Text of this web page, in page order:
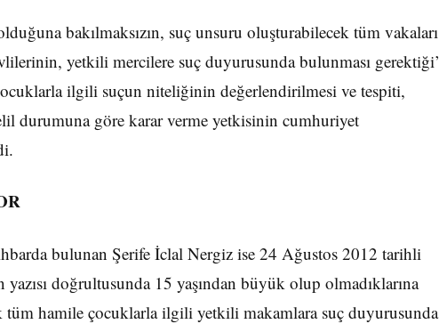
bakılmaksızın, suç unsuru oluşturabilecek tüm vakaları
yetkili mercilere suç duyurusunda bulunması gerektiği’
ilgili suçun niteliğinin değerlendirilmesi ve tespiti,
durumuna göre karar verme yetkisinin cumhuriyet
bulunan Şerife İclal Nergiz ise 24 Ağustos 2012 tarihli
doğrultusunda 15 yaşından büyük olup olmadıklarına
tüm hamile çocuklarla ilgili yetkili makamlara suç duyurusunda